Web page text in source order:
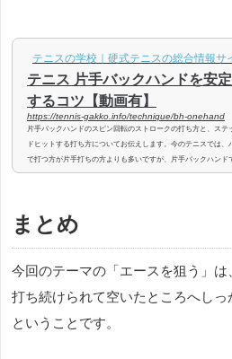
の基本両手打ちバックハンドは、片...
テニスの学校｜硬式テニスの総合情報サ
テニス 片手バックハンドを安
するコツ【動画有】
https://tennis-gakko.info/technique/bh-onehand
片手バックハンドのスピン回転のストロークの打ち方と、ステ
ドヒットする打ち方についてお伝えします。今のテニスでは、
で打つ方が片手打ちの方よりも多いですが、片手バックハンド
だいます。フェデラー選手やワウリンカ選手、ガスケ選手、テ
変えてみたいという方に、強い...
まとめ
今回のテーマの「エースを狙う」
打ち続けられて空いたところへし
ということです。